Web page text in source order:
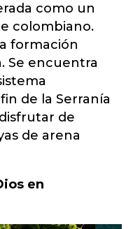
como un
colombiano.
formación
Se encuentra
de la Serranía
de
de arena
en